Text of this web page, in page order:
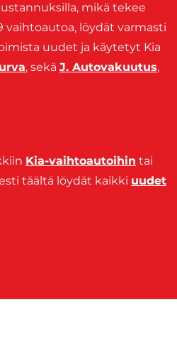
mikä tekee
löydät varmasti
uudet ja käytetyt Kia
, sekä J. Autovakuutus,
Kia-vaihtoautoihin tai
täältä löydät kaikki uudet